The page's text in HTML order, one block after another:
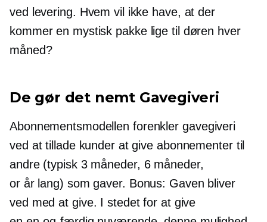
ved levering. Hvem vil ikke have, at der
kommer en mystisk pakke lige til døren hver
måned?
De gør det nemt Gavegiveri
Abonnementsmodellen forenkler gavegiveri
ved at tillade kunder at give abonnementer til
andre (typisk 3 måneder, 6 måneder,
or år lang) som gaver. Bonus: Gaven bliver
ved med at give. I stedet for at give